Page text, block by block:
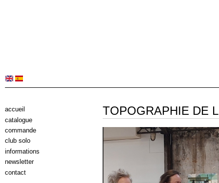
TOPOGRAPHIE DE
accueil
catalogue
commande
club solo
informations
newsletter
contact